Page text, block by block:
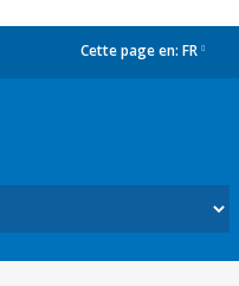
Cette page en: FR